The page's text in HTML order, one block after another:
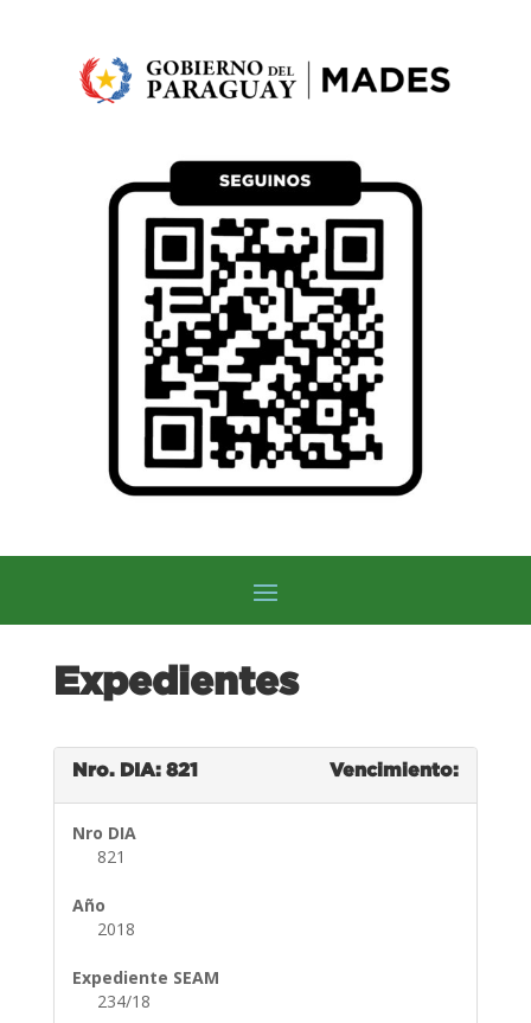
Expedientes
Nro. DIA: 821 Vencimiento:
Nro DIA
821
Año
2018
Expediente SEAM
234/18